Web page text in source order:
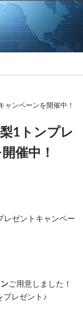
ャンペーンを開催中！
1トンプレ
催中！
レゼントキャンペー
ご用意しました！
プレゼント♪